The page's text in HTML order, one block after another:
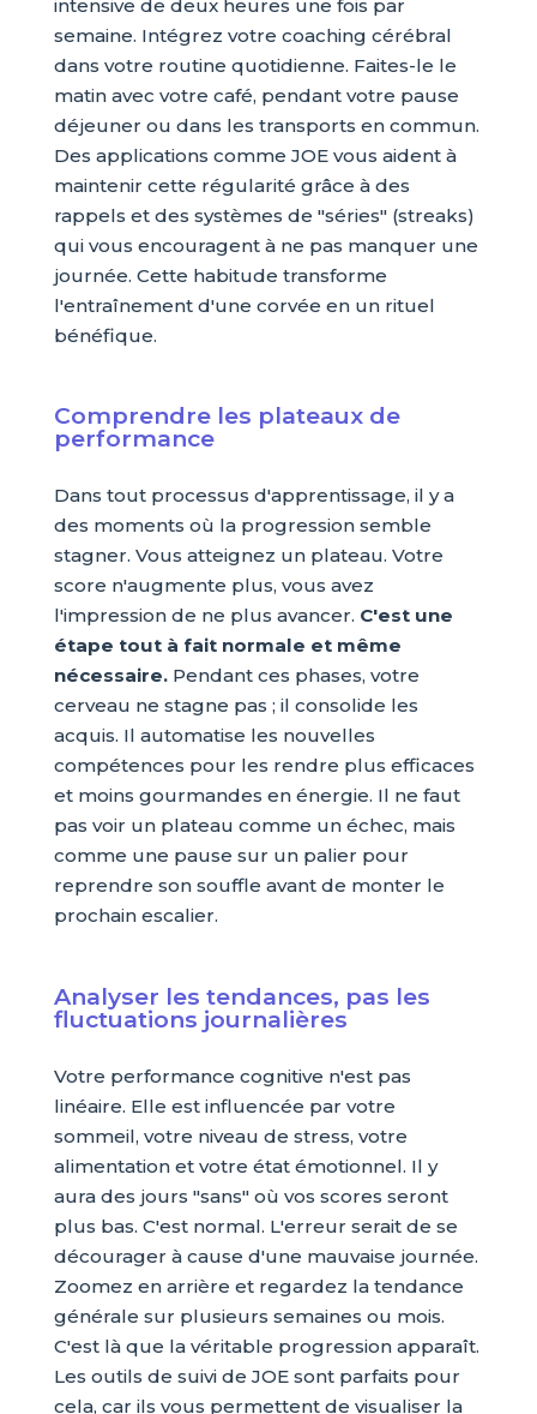
intensive de deux heures une fois par
semaine. Intégrez votre coaching cérébral
dans votre routine quotidienne. Faites-le le
matin avec votre café, pendant votre pause
déjeuner ou dans les transports en commun.
Des applications comme JOE vous aident à
maintenir cette régularité grâce à des
rappels et des systèmes de "séries" (streaks)
qui vous encouragent à ne pas manquer une
journée. Cette habitude transforme
l'entraînement d'une corvée en un rituel
bénéfique.
Comprendre les plateaux de
performance
Dans tout processus d'apprentissage, il y a
des moments où la progression semble
stagner. Vous atteignez un plateau. Votre
score n'augmente plus, vous avez
l'impression de ne plus avancer. C'est une
étape tout à fait normale et même
nécessaire.Pendant ces phases, votre
cerveau ne stagne pas ; il consolide les
acquis. Il automatise les nouvelles
compétences pour les rendre plus efficaces
et moins gourmandes en énergie. Il ne faut
pas voir un plateau comme un échec, mais
comme une pause sur un palier pour
reprendre son souffle avant de monter le
prochain escalier.
Analyser les tendances, pas les
fluctuations journalières
Votre performance cognitive n'est pas
linéaire. Elle est influencée par votre
sommeil, votre niveau de stress, votre
alimentation et votre état émotionnel. Il y
aura des jours "sans" où vos scores seront
plus bas. C'est normal. L'erreur serait de se
décourager à cause d'une mauvaise journée.
Zoomez en arrière et regardez la tendance
générale sur plusieurs semaines ou mois.
C'est là que la véritable progression apparaît.
Les outils de suivi de JOE sont parfaits pour
cela, car ils vous permettent de visualiser la